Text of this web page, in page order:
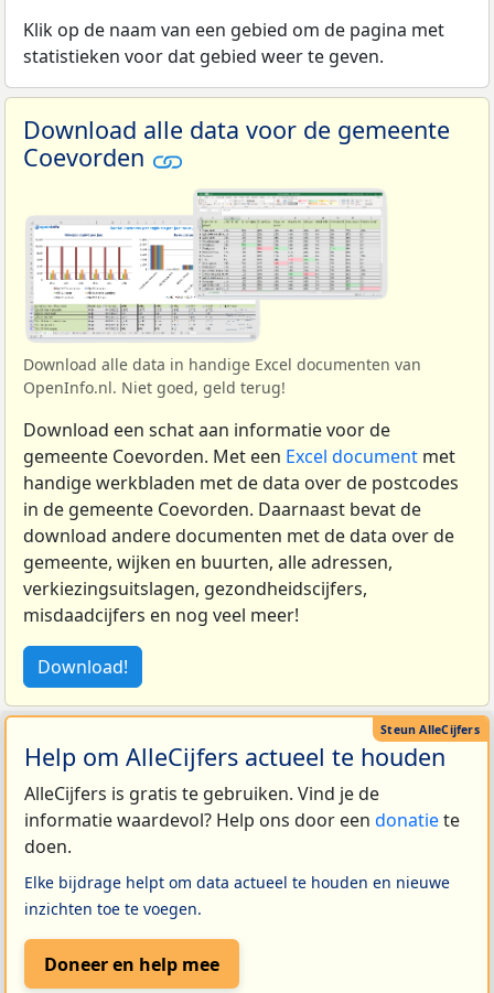
Klik op de naam van een gebied om de pagina met
statistieken voor dat gebied weer te geven.
Download alle data voor de gemeente
Coevorden
Download alle data in handige Excel documenten van
OpenInfo.nl. Niet goed, geld terug!
Download een schat aan informatie voor de
gemeente Coevorden. Met een Excel document met
handige werkbladen met de data over de postcodes
in de gemeente Coevorden. Daarnaast bevat de
download andere documenten met de data over de
gemeente, wijken en buurten, alle adressen,
verkiezingsuitslagen, gezondheidscijfers,
misdaadcijfers en nog veel meer!
Download!
Help om AlleCijfers actueel te houden
AlleCijfers is gratis te gebruiken. Vind je de
informatie waardevol? Help ons door een donatiete
doen.
Elke bijdrage helpt om data actueel te houden en nieuwe
inzichten toe te voegen.
Doneer en help mee